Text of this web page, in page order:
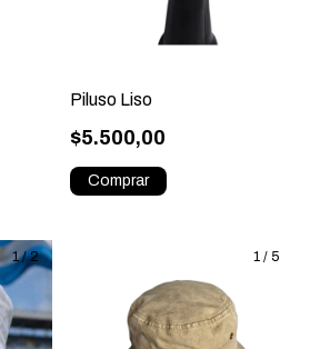
Piluso Liso
$5.500,00
1/2 1 / 5